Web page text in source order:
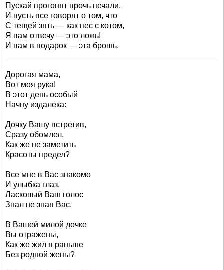
Пускай прогонят прочь печали.
И пусть все говорят о том, что
С тещей зять — как пес с котом,
Я вам отвечу — это ложь!
И вам в подарок — эта брошь.
Дорогая мама,
Вот моя рука!
В этот день особый
Начну издалека:
Дочку Вашу встретив,
Сразу обомлел,
Как же не заметить
Красоты предел?
Все мне в Вас знакомо
И улыбка глаз,
Ласковый Ваш голос
Знал не зная Вас.
В Вашей милой дочке
Вы отражены,
Как же жил я раньше
Без родной жены?